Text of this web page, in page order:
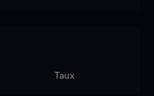
Taux